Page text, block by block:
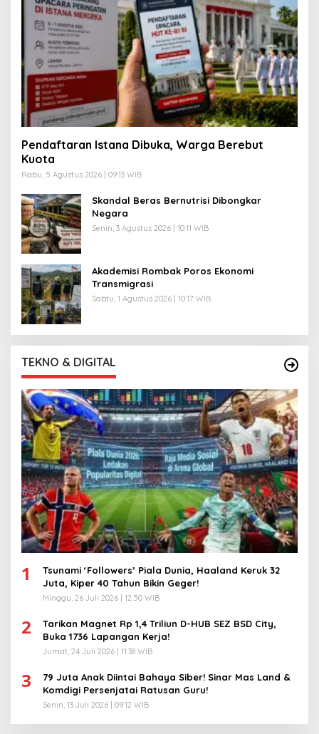
Pendaftaran Istana Dibuka, Warga Berebut
Kuota
Rabu, 5 Agustus 2026 | 09:13 WIB
Skandal Beras Bernutrisi Dibongkar
Negara
Senin, 3 Agustus 2026 | 10:11 WIB
Akademisi Rombak Poros Ekonomi
Transmigrasi
Sabtu, 1 Agustus 2026 | 10:17 WIB
TEKNO & DIGITAL
1
Tsunami ‘Followers’ Piala Dunia, Haaland Keruk 32
Juta, Kiper 40 Tahun Bikin Geger!
Minggu, 26 Juli 2026 | 12:50 WIB
2
Tarikan Magnet Rp 1,4 Triliun D-HUB SEZ BSD City,
Buka 1736 Lapangan Kerja!
Jumat, 24 Juli 2026 | 11:38 WIB
3
79 Juta Anak Diintai Bahaya Siber! Sinar Mas Land &
Komdigi Persenjatai Ratusan Guru!
Senin, 13 Juli 2026 | 09:12 WIB